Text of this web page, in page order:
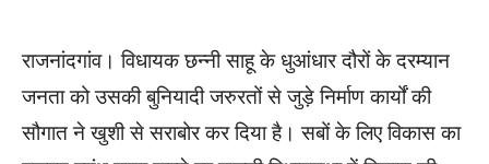
राजनांदगांव। विधायक छन्नी साहू के धुआंधार दौरों के दरम्यान
जनता को उसकी बुनियादी जरुरतों से जुड़े निर्माण कार्यों की
सौगात ने खुशी से सराबोर कर दिया है। सबों के लिए विकास का